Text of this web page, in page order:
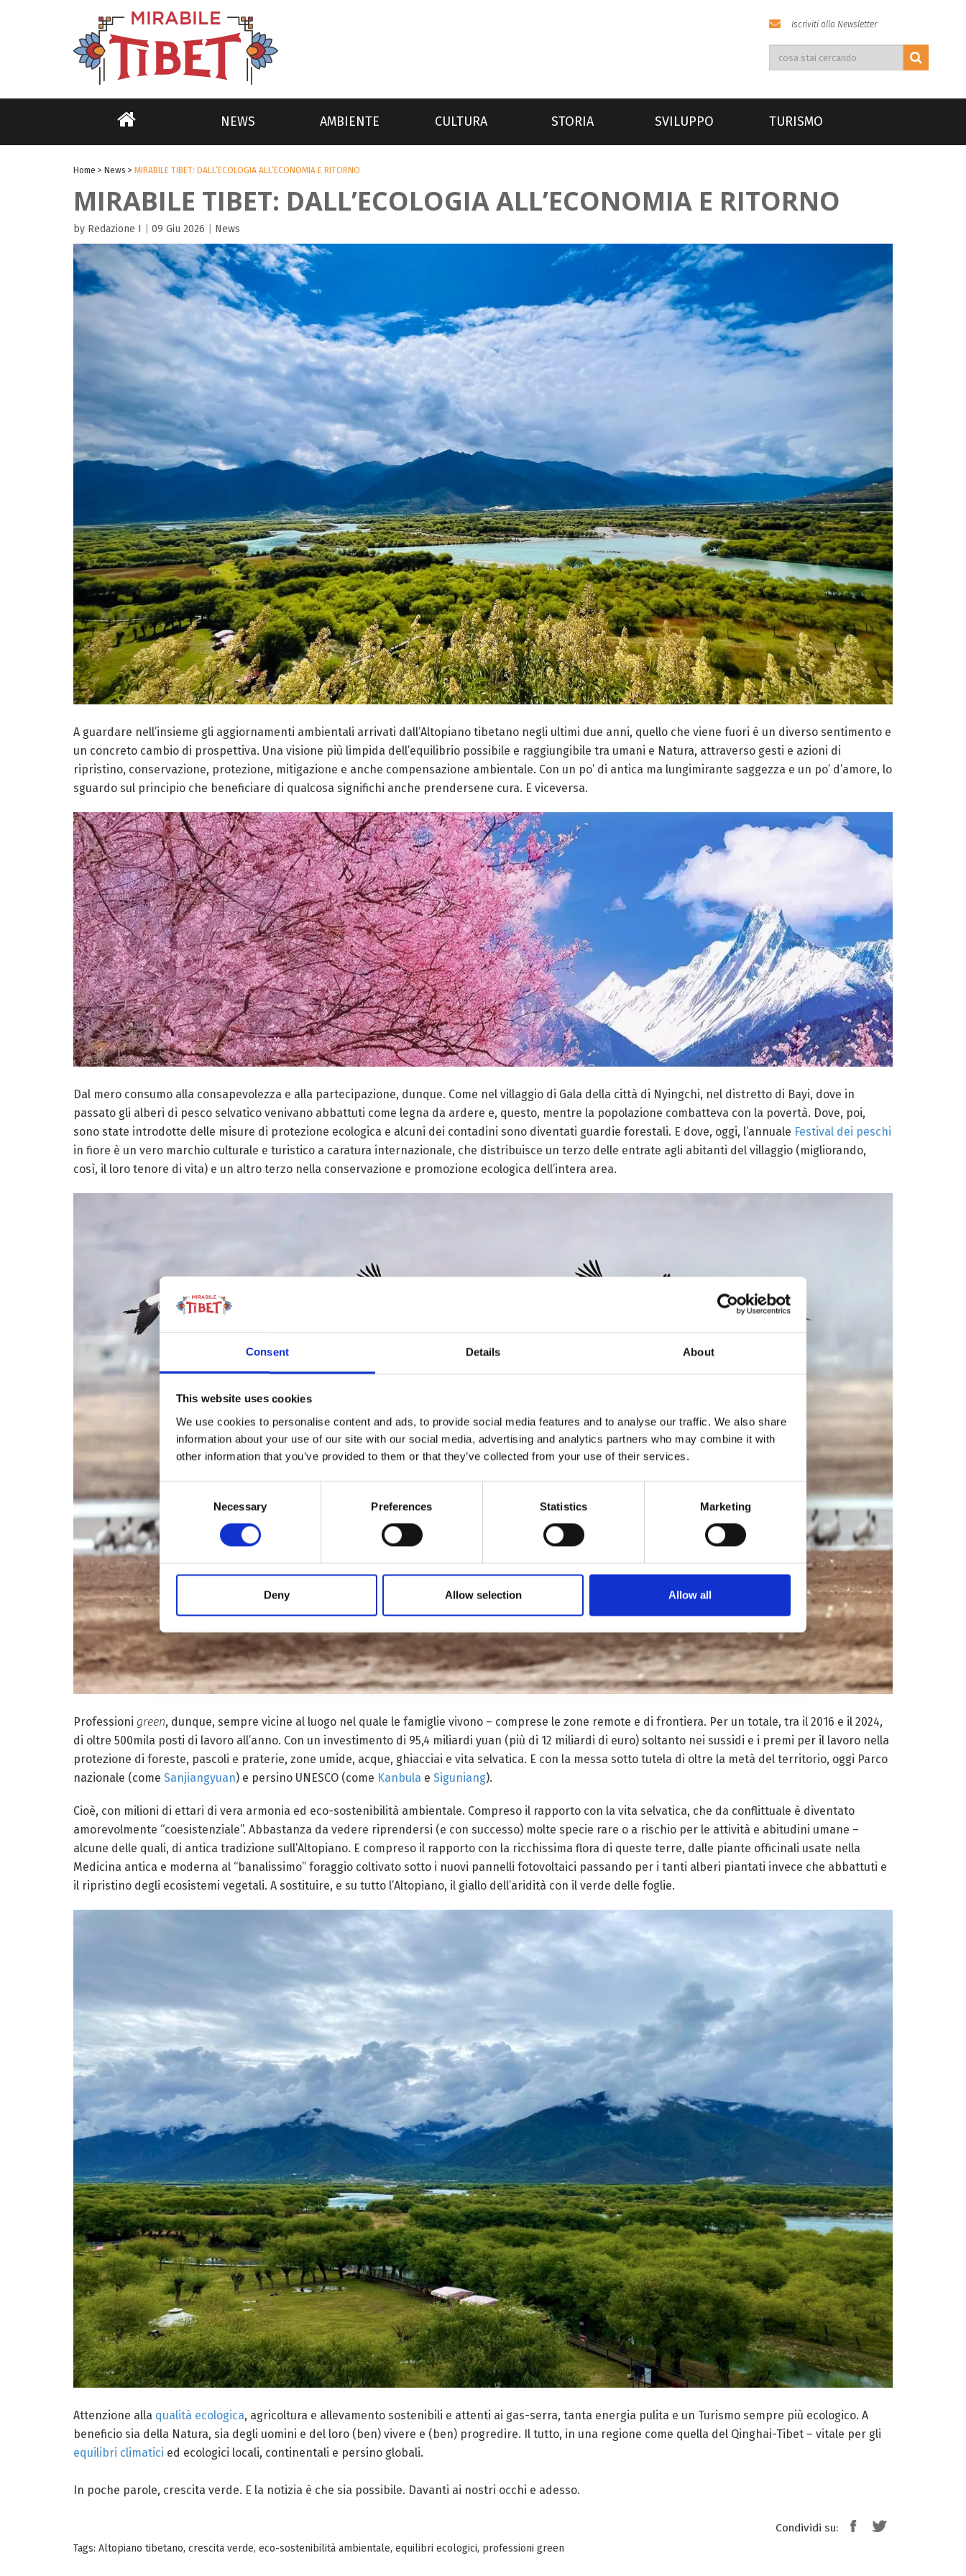
Consent Details About
This website uses cookies
We use cookies to personalise content and ads, to provide social media features and to analyse our traffic. We also share
information about your use of our site with our social media, advertising and analytics partners who may combine it with
other information that you’ve provided to them or that they’ve collected from your use of their services.
Selection
Necessary Preferences Statistics Marketing
Deny Allow selection Allow all
Iscriviti alla Newsletter
NEWS AMBIENTE CULTURA STORIA SVILUPPO TURISMO
Home > News > MIRABILE TIBET: DALL’ECOLOGIA ALL’ECONOMIA E RITORNO
MIRABILE TIBET: DALL’ECOLOGIA ALL’ECONOMIA E RITORNO
by Redazione I 09 Giu 2026 News
A guardare nell’insieme gli aggiornamenti ambientali arrivati dall’Altopiano tibetano negli ultimi due anni, quello che viene fuori è un diverso sentimento e
un concreto cambio di prospettiva. Una visione più limpida dell’equilibrio possibile e raggiungibile tra umani e Natura, attraverso gesti e azioni di
ripristino, conservazione, protezione, mitigazione e anche compensazione ambientale. Con un po’ di antica ma lungimirante saggezza e un po’ d’amore, lo
sguardo sul principio che beneficiare di qualcosa significhi anche prendersene cura. E viceversa.
Dal mero consumo alla consapevolezza e alla partecipazione, dunque. Come nel villaggio di Gala della città di Nyingchi, nel distretto di Bayi, dove in
passato gli alberi di pesco selvatico venivano abbattuti come legna da ardere e, questo, mentre la popolazione combatteva con la povertà. Dove, poi,
sono state introdotte delle misure di protezione ecologica e alcuni dei contadini sono diventati guardie forestali. E dove, oggi, l’annuale Festival dei peschi
in fiore è un vero marchio culturale e turistico a caratura internazionale, che distribuisce un terzo delle entrate agli abitanti del villaggio (migliorando,
così, il loro tenore di vita) e un altro terzo nella conservazione e promozione ecologica dell’intera area.
Professioni green, dunque, sempre vicine al luogo nel quale le famiglie vivono – comprese le zone remote e di frontiera. Per un totale, tra il 2016 e il 2024,
di oltre 500mila posti di lavoro all’anno. Con un investimento di 95,4 miliardi yuan (più di 12 miliardi di euro) soltanto nei sussidi e i premi per il lavoro nella
protezione di foreste, pascoli e praterie, zone umide, acque, ghiacciai e vita selvatica. E con la messa sotto tutela di oltre la metà del territorio, oggi Parco
nazionale (come Sanjiangyuan) e persino UNESCO (come Kanbula e Siguniang).
Cioè, con milioni di ettari di vera armonia ed eco-sostenibilità ambientale. Compreso il rapporto con la vita selvatica, che da conflittuale è diventato
amorevolmente “coesistenziale”. Abbastanza da vedere riprendersi (e con successo) molte specie rare o a rischio per le attività e abitudini umane –
alcune delle quali, di antica tradizione sull’Altopiano. E compreso il rapporto con la ricchissima flora di queste terre, dalle piante officinali usate nella
Medicina antica e moderna al “banalissimo” foraggio coltivato sotto i nuovi pannelli fotovoltaici passando per i tanti alberi piantati invece che abbattuti e
il ripristino degli ecosistemi vegetali. A sostituire, e su tutto l’Altopiano, il giallo dell’aridità con il verde delle foglie.
Attenzione alla qualità ecologica, agricoltura e allevamento sostenibili e attenti ai gas-serra, tanta energia pulita e un Turismo sempre più ecologico. A
beneficio sia della Natura, sia degli uomini e del loro (ben) vivere e (ben) progredire. Il tutto, in una regione come quella del Qinghai-Tibet – vitale per gli
equilibri climatici ed ecologici locali, continentali e persino globali.
In poche parole, crescita verde. E la notizia è che sia possibile. Davanti ai nostri occhi e adesso.
Condividi su:
Tags: Altopiano tibetano, crescita verde, eco-sostenibilità ambientale, equilibri ecologici, professioni green